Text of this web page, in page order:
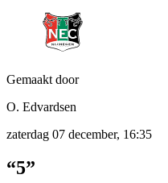
Gemaakt door
O. Edvardsen
zaterdag 07 december, 16:35
“5”